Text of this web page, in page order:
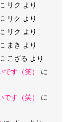
リク より
リク より
リク より
まき より
こざる より
す（笑）
に
す（笑）
に